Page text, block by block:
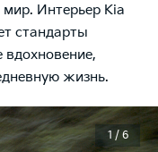
мир. Интерьер Kia
стандарты
жизнь.
1 / 6